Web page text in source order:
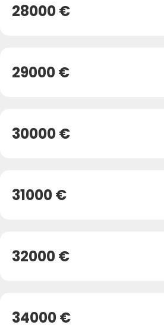
28000 €
29000 €
30000 €
31000 €
32000 €
34000 €